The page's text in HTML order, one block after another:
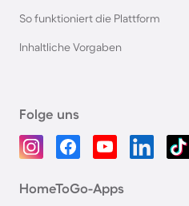
So funktioniert die Plattform
Inhaltliche Vorgaben
Folge uns
HomeToGo-Apps